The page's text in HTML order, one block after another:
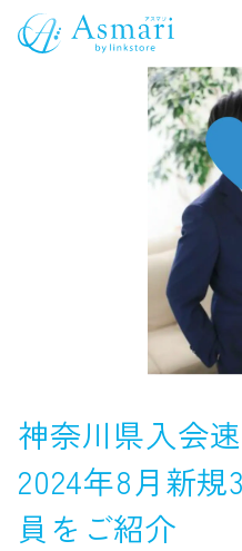
神奈川県入会
2024年8月新
員をご紹介